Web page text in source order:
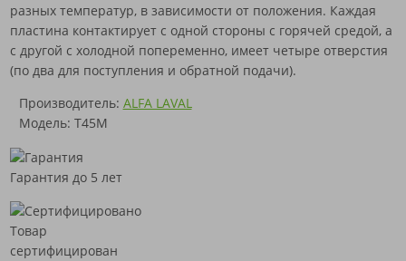
разных температур, в зависимости от положения. Каждая
пластина контактирует с одной стороны с горячей средой, а
с другой с холодной попеременно, имеет четыре отверстия
(по два для поступления и обратной подачи).
Производитель: ALFA LAVAL
Модель: T45M
Гарантия до 5 лет
Товар
сертифицирован